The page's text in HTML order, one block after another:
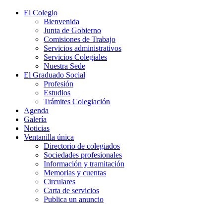
El Colegio
Bienvenida
Junta de Gobierno
Comisiones de Trabajo
Servicios administrativos
Servicios Colegiales
Nuestra Sede
El Graduado Social
Profesión
Estudios
Trámites Colegiación
Agenda
Galería
Noticias
Ventanilla única
Directorio de colegiados
Sociedades profesionales
Información y tramitación
Memorias y cuentas
Circulares
Carta de servicios
Publica un anuncio